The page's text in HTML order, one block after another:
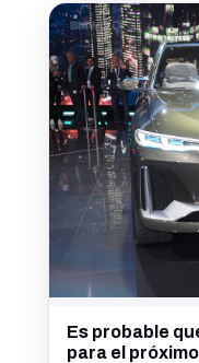
Es probable
para el